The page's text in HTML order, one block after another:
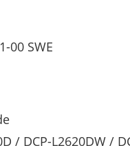
00 SWE
/ DCP-L2620DW /